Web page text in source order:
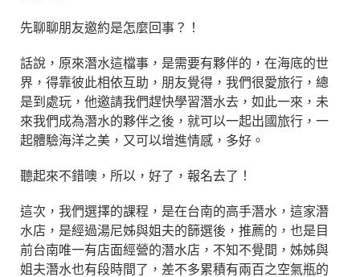
先聊聊朋友邀約是怎麼回事？！
話說，原來潛水這檔事，是需要有夥伴的，在海底的世
界，得靠彼此相依互助，朋友覺得，我們很愛旅行，總
是到處玩，他邀請我們趕快學習潛水去，如此一來，未
來我們成為潛水的夥伴之後，就可以一起出國旅行，一
起體驗海洋之美，又可以增進情感，多好。
聽起來不錯噢，所以，好了，報名去了！
這次，我們選擇的課程，是在台南的高手潛水，這家潛
水店，是經過湯尼姊與姐夫的篩選後，推薦的，也是目
前台南唯一有店面經營的潛水店，不知不覺間，姊姊與
姐夫潛水也有段時間了，差不多累積有兩百之空氣瓶的